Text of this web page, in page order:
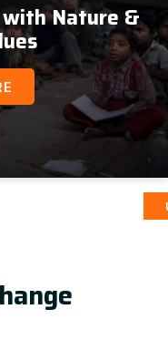
& Social
आज़ादी का